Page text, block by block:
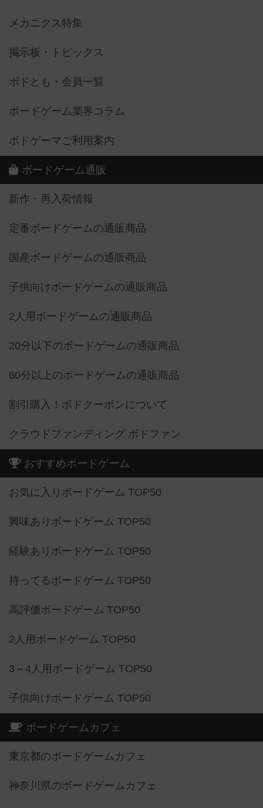
メカニクス特集
掲示板・トピックス
ボドとも・会員一覧
ボードゲーム業界コラム
ボドゲーマご利用案内
ボードゲーム通販
新作・再入荷情報
定番ボードゲームの通販商品
国産ボードゲームの通販商品
子供向けボードゲームの通販商品
2人用ボードゲームの通販商品
20分以下のボードゲームの通販商品
60分以上のボードゲームの通販商品
割引購入！ボドクーポンについて
クラウドファンディング ボドファン
おすすめボードゲーム
お気に入りボードゲーム TOP50
興味ありボードゲーム TOP50
経験ありボードゲーム TOP50
持ってるボードゲーム TOP50
高評価ボードゲーム TOP50
2人用ボードゲーム TOP50
3～4人用ボードゲーム TOP50
子供向けボードゲーム TOP50
ボードゲームカフェ
東京都のボードゲームカフェ
神奈川県のボードゲームカフェ